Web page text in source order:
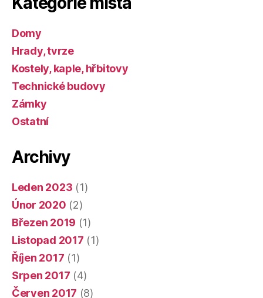
Domy
Hrady, tvrze
Kostely, kaple, hřbitovy
Technické budovy
Zámky
Ostatní
Archivy
Leden 2023 (1)
Únor 2020 (2)
Březen 2019 (1)
Listopad 2017 (1)
Říjen 2017 (1)
Srpen 2017 (4)
Červen 2017 (8)